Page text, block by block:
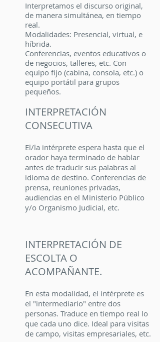
Interpretamos el discurso original,
de manera simultánea, en tiempo
real.
Modalidades: Presencial, virtual, e
híbrida.
Conferencias, eventos educativos o
de negocios, talleres, etc. Con
equipo fijo (cabina, consola, etc.) o
equipo portátil para grupos
pequeños.
INTERPRETACIÓN
CONSECUTIVA
El/la intérprete espera hasta que el
orador haya terminado de hablar
antes de traducir sus palabras al
idioma de destino. Conferencias de
prensa, reuniones privadas,
audiencias en el Ministerio Público
y/o Organismo Judicial, etc.
INTERPRETACIÓN DE
ESCOLTA O
ACOMPAÑANTE.
En esta modalidad, el intérprete es
el "intermediario" entre dos
personas. Traduce en tiempo real lo
que cada uno dice. Ideal para visitas
de campo, visitas empresariales, etc.